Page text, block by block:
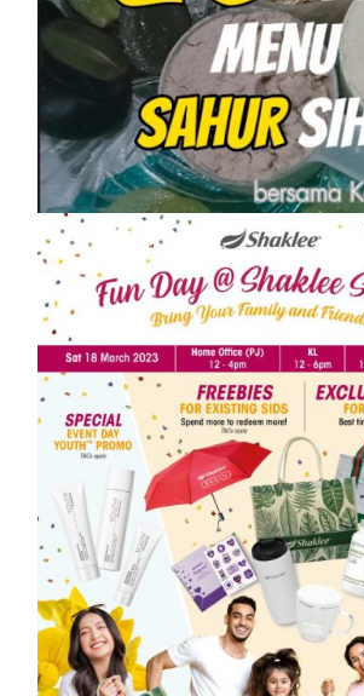
SHAKLEE
10 IDEA MENU SAHUR
KENYANG
On1 April, 2023byTun Azah Aziz
SHAKLEE
Meriahnya Shaklee Fun
2023
On25 March, 2023byTun Azah Aziz